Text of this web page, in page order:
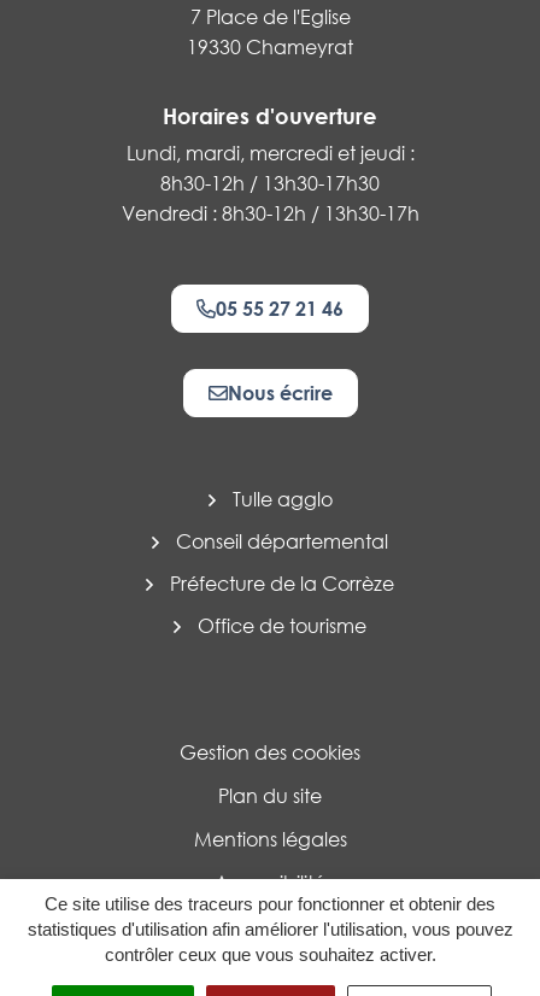
Ce site utilise des traceurs pour fonctionner et obtenir des
statistiques d'utilisation afin améliorer l'utilisation, vous pouvez
contrôler ceux que vous souhaitez activer.
MENU RECHERCHE
7 Place de l'Eglise
19330 Chameyrat
Horaires d'ouverture
Lundi, mardi, mercredi et jeudi :
8h30-12h / 13h30-17h30
Vendredi : 8h30-12h / 13h30-17h
05 55 27 21 46
Nous écrire
Tulle agglo
Conseil départemental
Préfecture de la Corrèze
Office de tourisme
Gestion des cookies
Plan du site
Mentions légales
Accessibilité
Politique de confidentialité